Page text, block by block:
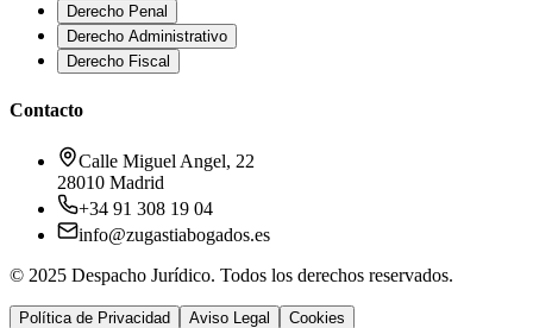
Derecho Penal
Derecho Administrativo
Derecho Fiscal
Contacto
Calle Miguel Angel, 22
28010 Madrid
+34 91 308 19 04
info@zugastiabogados.es
© 2025 Despacho Jurídico. Todos los derechos reservados.
Política de Privacidad Aviso Legal Cookies